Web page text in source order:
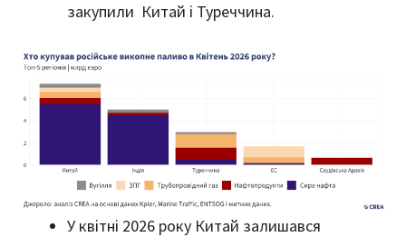
закупили Китай і Туреччина.
У квітні 2026 року Китай залишався